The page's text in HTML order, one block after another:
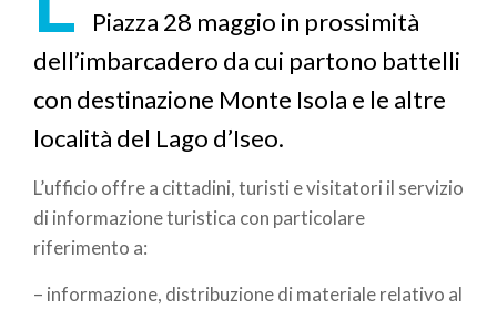
panePiazza 28 maggio in prossimità
dell’imbarcadero da cui partono battelli
con destinazione Monte Isola e le altre
località del Lago d’Iseo.
L’ufficio offre a cittadini, turisti e visitatori il servizio
di informazione turistica con particolare
riferimento a:
– informazione, distribuzione di materiale relativo al